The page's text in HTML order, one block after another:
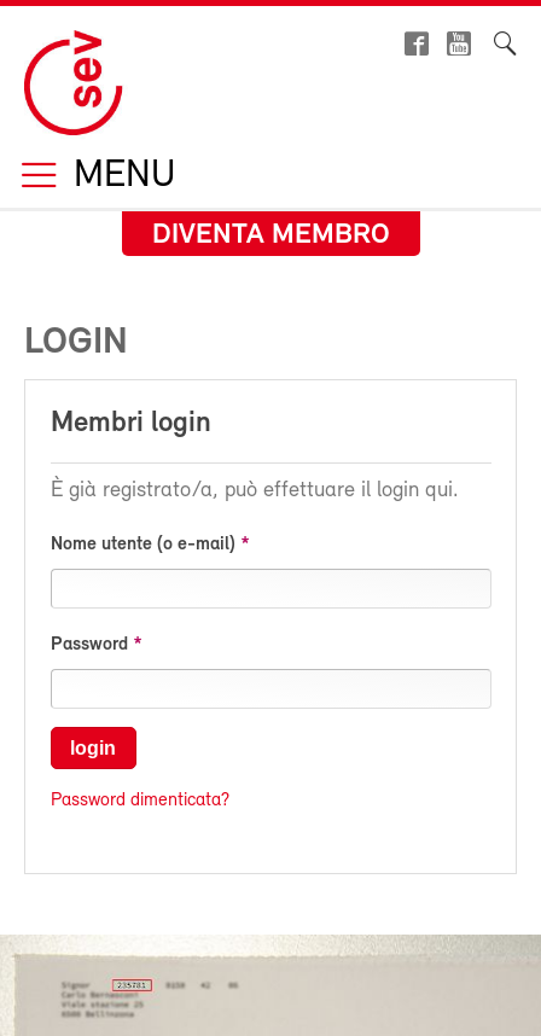
MENU
DIVENTA MEMBRO
LOGIN
Membri login
È già registrato/a, può effettuare il login qui.
Nome utente (o e-mail)
Password
login
Password dimenticata?